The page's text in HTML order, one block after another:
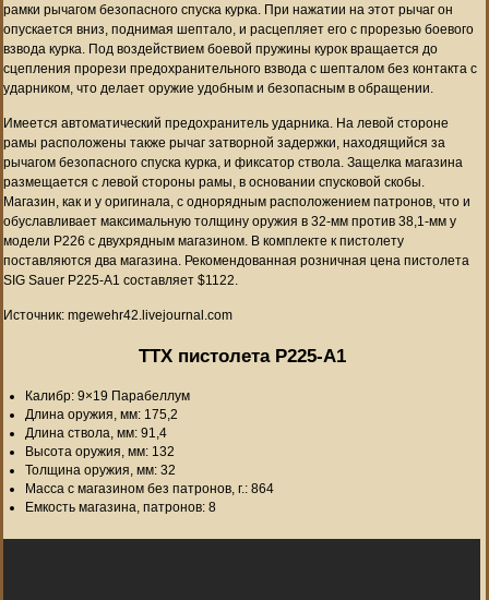
рамки рычагом безопасного спуска курка. При нажатии на этот рычаг он
опускается вниз, поднимая шептало, и расцепляет его с прорезью боевого
взвода курка. Под воздействием боевой пружины курок вращается до
сцепления прорези предохранительного взвода с шепталом без контакта с
ударником, что делает оружие удобным и безопасным в обращении.
Имеется автоматический предохранитель ударника. На левой стороне
рамы расположены также рычаг затворной задержки, находящийся за
рычагом безопасного спуска курка, и фиксатор ствола. Защелка магазина
размещается с левой стороны рамы, в основании спусковой скобы.
Магазин, как и у оригинала, с однорядным расположением патронов, что и
обуславливает максимальную толщину оружия в 32-мм против 38,1-мм у
модели P226 с двухрядным магазином. В комплекте к пистолету
поставляются два магазина. Рекомендованная розничная цена пистолета
SIG Sauer P225-A1 составляет $1122.
Источник: mgewehr42.livejournal.com
ТТХ пистолета P225-A1
Калибр: 9×19 Парабеллум
Длина оружия, мм: 175,2
Длина ствола, мм: 91,4
Высота оружия, мм: 132
Толщина оружия, мм: 32
Масса с магазином без патронов, г.: 864
Емкость магазина, патронов: 8